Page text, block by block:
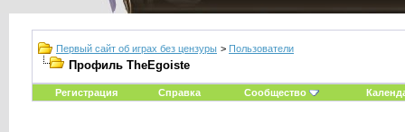
Первый сайт об играх без цензуры > Пользователи
Профиль TheEgoiste
Регистрация Справка Сообщество